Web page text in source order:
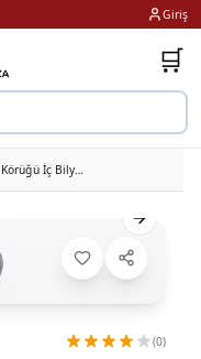
Giriş
🛒
Tempra Tipo Uno 70 Aks Körüğü İç Bilyalı Serkar 1876
Next
(0)